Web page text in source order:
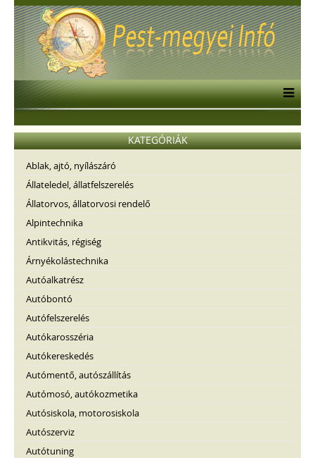
KATEGÓRIÁK
Ablak, ajtó, nyílászáró
Állateledel, állatfelszerelés
Állatorvos, állatorvosi rendelő
Alpintechnika
Antikvitás, régiség
Árnyékolástechnika
Autóalkatrész
Autóbontó
Autófelszerelés
Autókarosszéria
Autókereskedés
Autómentő, autószállítás
Autómosó, autókozmetika
Autósiskola, motorosiskola
Autószerviz
Autótuning